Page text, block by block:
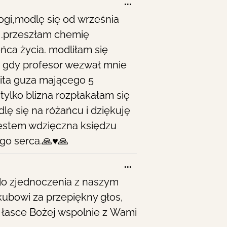
się od września
chemię
życia. modliłam się
profesor wezwał mnie
guza mającego 5
blizna rozpłakałam się
się na różańcu i dziękuję
wdzięczna księdzu
serca.🙏♥️🙏
zjednoczenia z naszym
za przepiękny głos,
Bożej wspolnie z Wami
...